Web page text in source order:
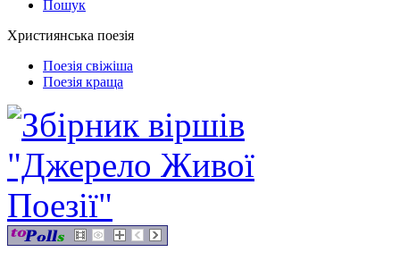
Пошук
Християнська поезія
Поезія свіжіша
Поезія краща